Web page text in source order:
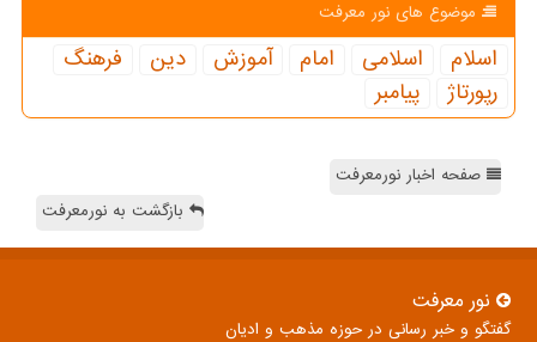
موضوع های نور معرفت
اسلام اسلامی امام آموزش دین
فرهنگ
رپورتاژ
پیامبر
صفحه اخبار نورمعرفت
بازگشت به نورمعرفت
نور معرفت
گفتگو و خبر رسانی در حوزه مذهب و ادیان